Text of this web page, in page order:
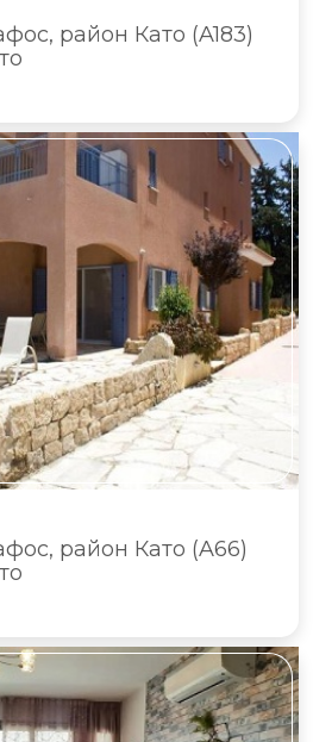
район Като (A183)
район Като (A66)